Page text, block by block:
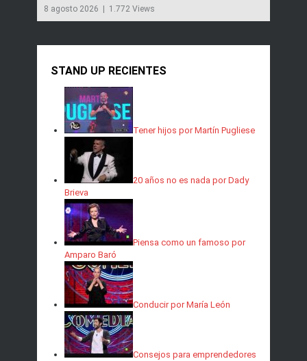
8 agosto 2026 1.772 Views
STAND UP RECIENTES
Tener hijos por Martín Pugliese
20 años no es nada por Dady
Brieva
Piensa como un famoso por
Amparo Baró
Conducir por María León
Consejos para emprendedores